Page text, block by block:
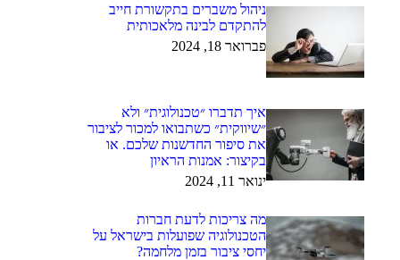
ניהול משברים בתקשורת חייב
להתקדם לבינה מלאכותית
פברואר 18, 2024
איך תדברו ״טכנולוגית״ ולא
״שיווקית״ כשתבואו למכור לציבור
את סיפור החדשנות שלכם. או
בקיצור: אמנות הראיון
ינואר 11, 2024
מה צריכות לדעת חברות
הטכנולוגיה שפועלות בישראל על
יחסי ציבור בזמן מלחמה?